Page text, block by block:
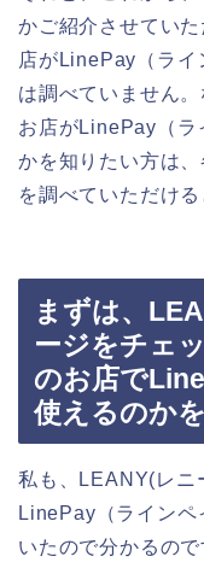
かご紹介させてい
店がLinePay（ライ
は調べていません
お店がLinePay（ラ
かを知りたい方は
を調べていただける
まずは、
ージをチェ
のお店で
使えるのか
私も、LEANY(レニ
LinePay（ラインペ
いたので分かるの